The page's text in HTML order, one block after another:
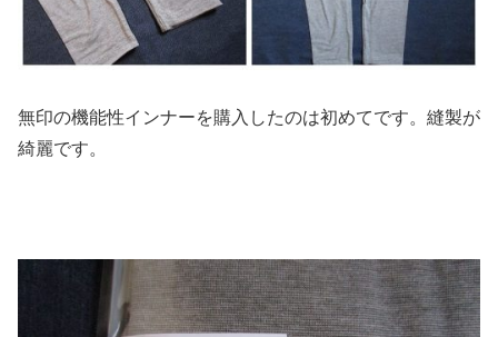
無印の機能性インナーを購入したのは初めてです。縫製が
綺麗です。